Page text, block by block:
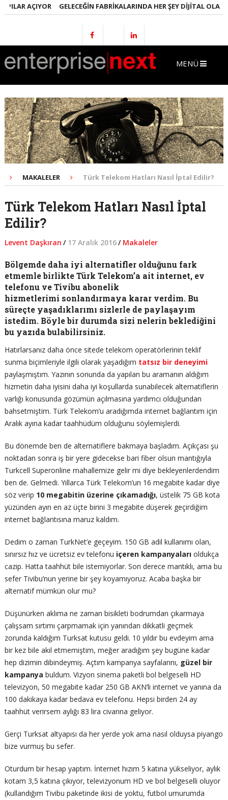
AÇIYOR GELECEĞIN FABRIKALARINDA HER ŞEY DIJITAL OLACAK
MENÜ
MAKALELER Türk Telekom Hatları Nasıl İptal Edilir?
Türk Telekom Hatları Nasıl İptal
Edilir?
Levent Daşkıran / 17 Aralık 2016/ Makaleler
Bölgemde daha iyi alternatifler olduğunu fark
etmemle birlikte Türk Telekom’a ait internet, ev
telefonu ve Tivibu abonelik
hizmetlerimi sonlandırmaya karar verdim. Bu
süreçte yaşadıklarımı sizlerle de paylaşayım
istedim. Böyle bir durumda sizi nelerin beklediğini
bu yazıda bulabilirsiniz.
Hatırlarsanız daha önce sitede telekom operatörlerinin teklif
sunma biçimleriyle ilgili olarak yaşadığım tatsız bir deneyimi
paylaşmıştım. Yazının sonunda da yapılan bu aramanın aldığım
hizmetin daha iyisini daha iyi koşullarda sunabilecek alternatiflerin
varlığı konusunda gözümün açılmasına yardımcı olduğundan
bahsetmiştim. Türk Telekom’u aradığımda internet bağlantım için
Aralık ayına kadar taahhüdüm olduğunu söylemişlerdi.
Bu dönemde ben de alternatiflere bakmaya başladım. Açıkçası şu
noktadan sonra iş bir yere gidecekse bari fiber olsun mantığıyla
Turkcell Superonline mahallemize gelir mi diye bekleyenlerdendim
ben de. Gelmedi. Yıllarca Türk Telekom’un 16 megabite kadar diye
söz verip 10 megabitin üzerine çıkamadığı, üstelik 75 GB kota
yüzünden ayın en az üçte birini 3 megabite düşerek geçirdiğim
internet bağlantısına maruz kaldım.
Dedim o zaman TurkNet’e geçeyim. 150 GB adil kullanımı olan,
sınırsız hız ve ücretsiz ev telefonu içeren kampanyalarıoldukça
cazip. Hatta taahhüt bile istemiyorlar. Son derece mantıklı, ama bu
sefer Tivibu’nun yerine bir şey koyamıyoruz. Acaba başka bir
alternatif mümkün olur mu?
Düşünürken aklıma ne zaman bisikleti bodrumdan çıkarmaya
çalışsam sırtımı çarpmamak için yanından dikkatli geçmek
zorunda kaldığım Turksat kutusu geldi. 10 yıldır bu evdeyim ama
bir kez bile akıl etmemiştim, meğer aradığım şey bugüne kadar
hep dizimin dibindeymiş. Açtım kampanya sayfalarını, güzel bir
kampanya buldum. Vizyon sinema paketli bol belgeselli HD
televizyon, 50 megabite kadar 250 GB AKN’li internet ve yanına da
100 dakikaya kadar bedava ev telefonu. Hepsi birden 24 ay
taahhüt verirsem aylığı 83 lira civarına geliyor.
Gerçi Turksat altyapısı da her yerde yok ama nasıl olduysa piyango
bize vurmuş bu sefer.
Oturdum bir hesap yaptım. İnternet hızım 5 katına yükseliyor, aylık
kotam 3,5 katına çıkıyor, televizyonum HD ve bol belgeselli oluyor
(kullandığım Tivibu paketinde ikisi de yoktu, futbol umurumda